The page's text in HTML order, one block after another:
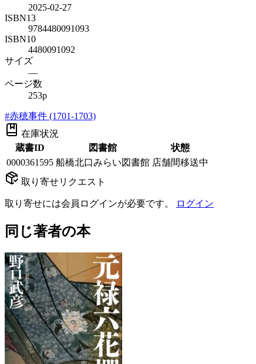
2025-02-27
ISBN13
9784480091093
ISBN10
4480091092
サイズ
—
ページ数
253p
#赤穂事件 (1701-1703)
在庫状況
蔵書ID
図書館
状態
0000361595 船橋北口みらい図書館 店舗間移送中
取り寄せリクエスト
取り寄せには会員ログインが必要です。 ログイン
同じ著者の本